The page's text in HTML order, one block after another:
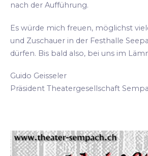
nach der Aufführung.
Es würde mich freuen, möglichst
und Zuschauer in der Festhalle
dürfen. Bis bald also, bei uns im
Guido Geisseler
Präsident Theatergesellschaft